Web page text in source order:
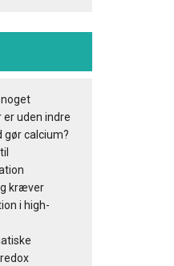
uden indre
gør calcium?
kræver
i high-